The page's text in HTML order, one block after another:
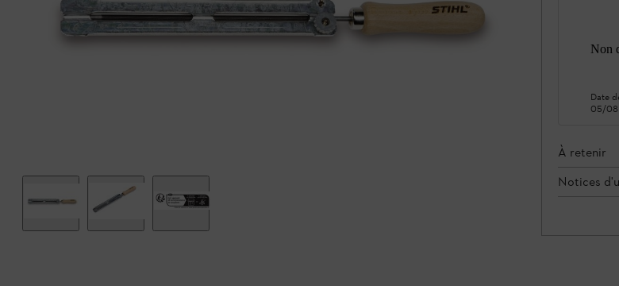
Non
Date
05/08
À retenir
Notices